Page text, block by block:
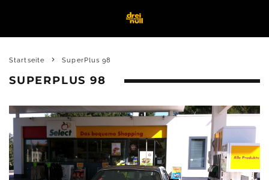
Startseite SuperPlus 98
SUPERPLUS 98